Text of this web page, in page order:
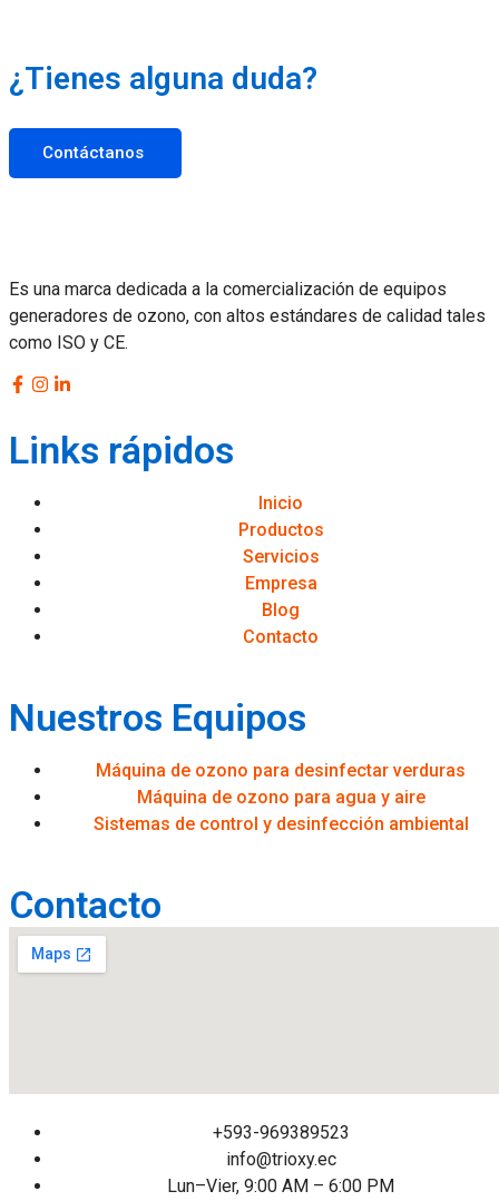
¿Tienes alguna duda?
Contáctanos
Es una marca dedicada a la comercialización de equipos
generadores de ozono, con altos estándares de calidad tales
como ISO y CE.
Links rápidos
Inicio
Productos
Servicios
Empresa
Blog
Contacto
Nuestros Equipos
Máquina de ozono para desinfectar verduras
Máquina de ozono para agua y aire
Sistemas de control y desinfección ambiental
Contacto
+593-969389523
info@trioxy.ec
Lun–Vier, 9:00 AM – 6:00 PM